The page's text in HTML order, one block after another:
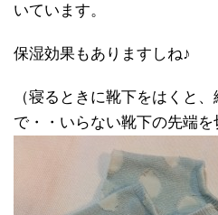
いています。
保湿効果もありますしね♪
（寝るときに靴下をはくと
で・・いらない靴下の先端を